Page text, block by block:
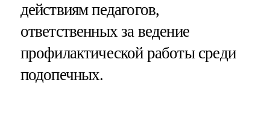
действиям педагогов,
ответственных за ведение
профилактической работы среди
подопечных.